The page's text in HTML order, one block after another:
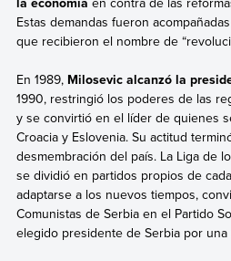
Estas demandas fueron
que recibieron el nombre de
En 1989, Milosevic alcanzó la
1990, restringió los poderes de las
y se convirtió en el líder de quienes
Croacia y Eslovenia. Su actitud
desmembración del país. La Liga de
se dividió en partidos propios de
adaptarse a los nuevos tiempos,
Comunistas de Serbia en el Partido
elegido presidente de Serbia por una